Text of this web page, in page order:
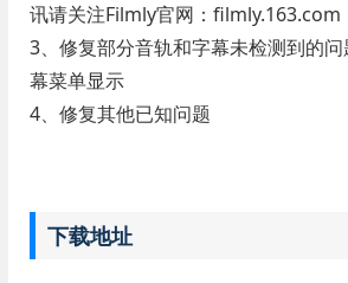
讯请关注Filmly官网：filmly.163.com
3、修复部分音轨和字幕未检测到的
幕菜单显示
4、修复其他已知问题
下载地址